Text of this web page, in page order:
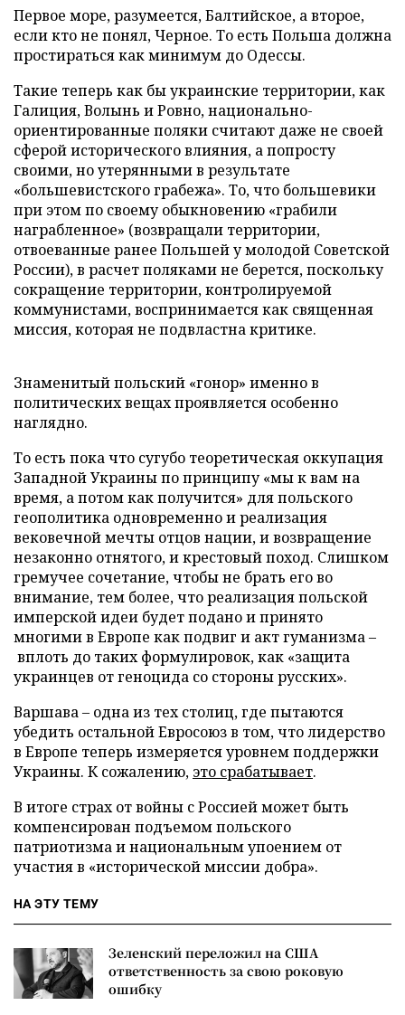
Первое море, разумеется, Балтийское, а второе,
если кто не понял, Черное. То есть Польша должна
простираться как минимум до Одессы.
Такие теперь как бы украинские территории, как
Галиция, Волынь и Ровно, национально-
ориентированные поляки считают даже не своей
сферой исторического влияния, а попросту
своими, но утерянными в результате
«большевистского грабежа». То, что большевики
при этом по своему обыкновению «грабили
награбленное» (возвращали территории,
отвоеванные ранее Польшей у молодой Советской
России), в расчет поляками не берется, поскольку
сокращение территории, контролируемой
коммунистами, воспринимается как священная
миссия, которая не подвластна критике.
Знаменитый польский «гонор» именно в
политических вещах проявляется особенно
наглядно.
То есть пока что сугубо теоретическая оккупация
Западной Украины по принципу «мы к вам на
время, а потом как получится» для польского
геополитика одновременно и реализация
вековечной мечты отцов нации, и возвращение
незаконно отнятого, и крестовый поход. Слишком
гремучее сочетание, чтобы не брать его во
внимание, тем более, что реализация польской
имперской идеи будет подано и принято
многими в Европе как подвиг и акт гуманизма –
вплоть до таких формулировок, как «защита
украинцев от геноцида со стороны русских».
Варшава – одна из тех столиц, где пытаются
убедить остальной Евросоюз в том, что лидерство
в Европе теперь измеряется уровнем поддержки
Украины. К сожалению, это срабатывает.
В итоге страх от войны с Россией может быть
компенсирован подъемом польского
патриотизма и национальным упоением от
участия в «исторической миссии добра».
НА ЭТУ ТЕМУ
Зеленский переложил на США
ответственность за свою роковую
ошибку